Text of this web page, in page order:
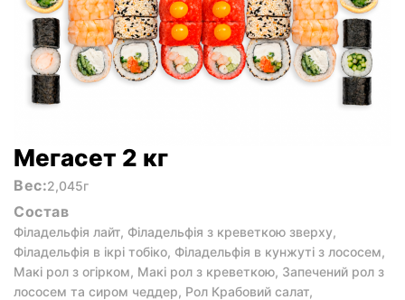
Мегасет 2 кг
Вес:2,045г
Состав
Філадельфія лайт, Філадельфія з креветкою зверху,
Філадельфія в ікрі тобіко, Філадельфія в кунжуті з лососем,
Макі рол з огірком, Макі рол з креветкою, Запечений рол з
лососем та сиром чеддер, Рол Крабовий салат,